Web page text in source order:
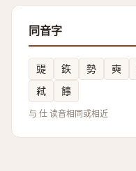
同音字
䜻 鉃 勢 奭
弒
䭄
与 仕 读音相同或相近